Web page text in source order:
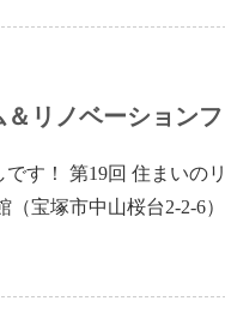
リノベーション
す！ 第19回 住まいの
（宝塚市中山桜台2-2-6